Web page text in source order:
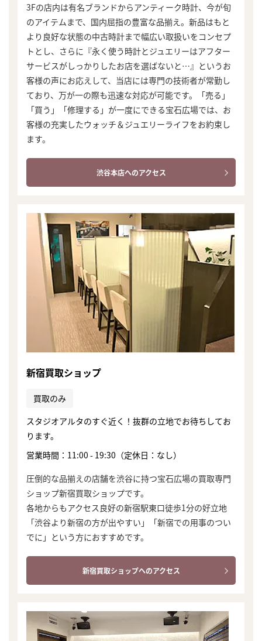
3Fの店内は有名ブランドからアンティーク時計、今が旬
のアイテムまで、国内屈指の豊富な品揃え。新品はもと
より良好な状態の中古時計まで幅広い取扱いをコンセプ
トとし、さらに『永く使う時計とジュエリーはアフター
サービスがしっかりしたお店を選ばないと…』というお
客様の声にお応えして、当店には専門の技術者が常勤し
ており、万が一の際も迅速な対応が可能です。「売る」
「買う」「修理する」が一度にできる宝石広場では、お
客様の充実したウォッチ＆ジュエリーライフをお約束し
ます。
渋谷本店へのアクセス
新宿買取ショップ
買取のみ
スタジオアルタのすぐ近く！抜群の立地でお待ちしてお
ります。
営業時間：11:00 - 19:30（定休日：なし）
圧倒的な品揃えの店舗を渋谷に持つ宝石広場の買取専門
ショップ新宿買取ショップです。
各地からもアクセス良好の新宿駅東口徒歩1分の好立地
「渋谷より新宿の方が出やすい」「新宿での用事のつい
でに」という方におすすめです。
新宿買取ショップへのアクセス
まずは
かんたん30秒でお試し査定